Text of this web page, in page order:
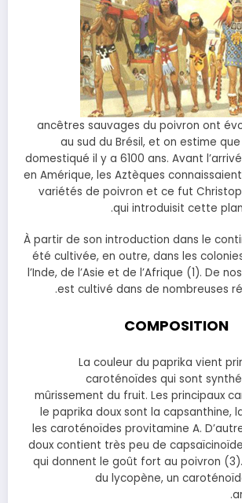
ancêtres sauvages du poivron ont
au sud du Brésil, et on estime
domestiqué il y a 6100 ans. Avant
en Amérique, les Aztèques
variétés de poivron et ce fut
qui introduisit cette
À partir de son introduction dans le
été cultivée, en outre, dans les
l’Inde, de l’Asie et de l’Afrique (1). De
est cultivé dans de nombreuses
COMPOSITION
La couleur du paprika vient
caroténoïdes qui sont
mûrissement du fruit. Les principaux
le paprika doux sont la capsanthine,
les caroténoïdes provitamine A.
doux contient très peu de
qui donnent le goût fort au poivron
du lycopène, un